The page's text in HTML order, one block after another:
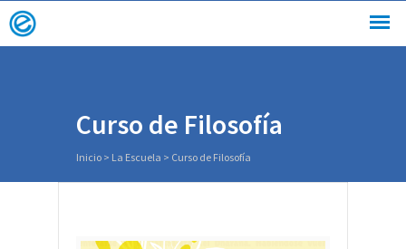
Curso de Filosofía
Inicio > La Escuela > Curso de Filosofía